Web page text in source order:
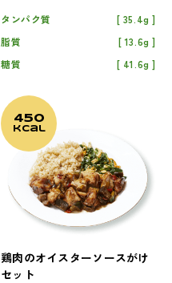
タンパク質
35.4g
脂質
13.6g
糖質
41.6g
450
kcal
鶏肉のオイスターソースがけ
セット